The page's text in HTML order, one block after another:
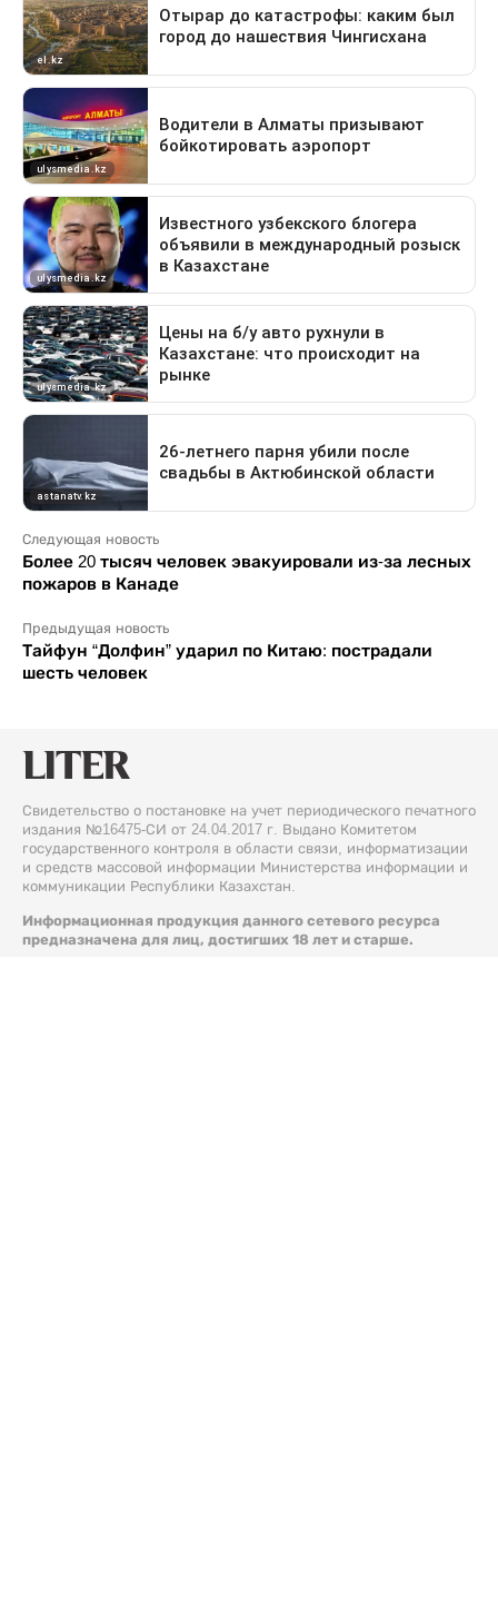
Следующая новость
Более 20 тысяч человек эвакуировали из-за лесных
пожаров в Канаде
Предыдущая новость
Тайфун “Долфин” ударил по Китаю: пострадали
шесть человек
Свидетельство о постановке на учет периодического печатного
издания №16475-СИ от 24.04.2017 г. Выдано Комитетом
государственного контроля в области связи, информатизации
и средств массовой информации Министерства информации и
коммуникации Республики Казахстан.
Информационная продукция данного сетевого ресурса
предназначена для лиц, достигших 18 лет и старше.